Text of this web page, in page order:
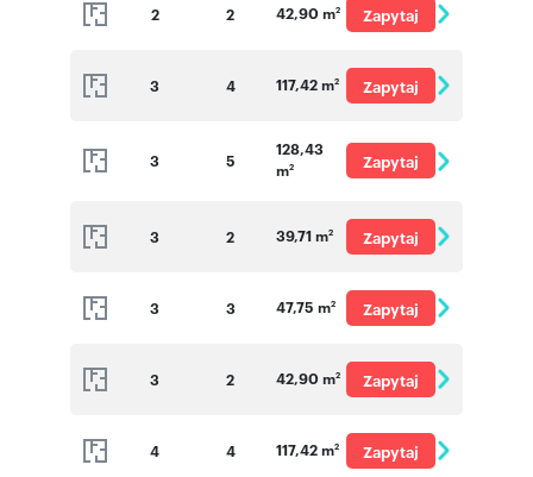
2 2 42,90 m2
Zapytaj
3 4 117,42 m2
Zapytaj
3 5
128,43
m2
Zapytaj
3 2 39,71 m2
Zapytaj
3 3 47,75 m2
Zapytaj
3 2 42,90 m2
Zapytaj
4 4 117,42 m2
Zapytaj